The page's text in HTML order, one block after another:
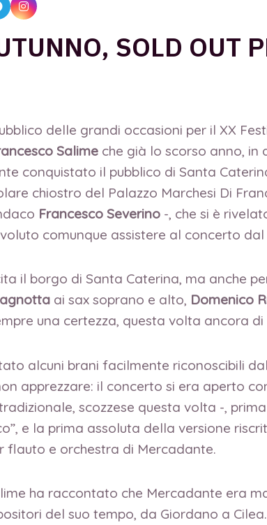
SOLD OUT
delle grandi occasioni per il XX
Salime che già lo scorso anno,
conquistato il pubblico di Santa
chiostro del Palazzo Marchesi Di
Francesco Severino -, che si è
comunque assistere al concerto
il borgo di Santa Caterina, ma anche
ai sax soprano e alto, Domenico
una certezza, questa volta ancora di
alcuni brani facilmente riconoscibili
apprezzare: il concerto si era aperto
scozzese questa volta -,
e la prima assoluta della versione
flauto e orchestra di Mercadante.
ha raccontato che Mercadante era
del suo tempo, da Giordano a